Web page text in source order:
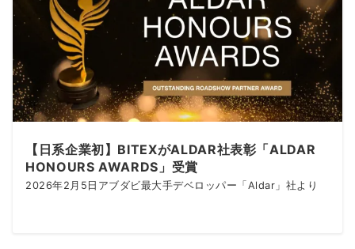
【日系企業初】BITEXがALDAR社表彰「ALDAR
HONOURS AWARDS」受賞
2026年2月5日アブダビ最大手デベロッパー「Aldar」社より